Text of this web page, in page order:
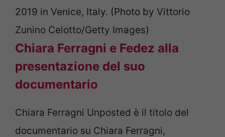
2019 in Venice, Italy. (Photo by Vittorio
Zunino Celotto/Getty Images)
Chiara Ferragni e Fedez alla
presentazione del suo
documentario
Chiara Ferragni Unposted è il titolo del
documentario su Chiara Ferragni,